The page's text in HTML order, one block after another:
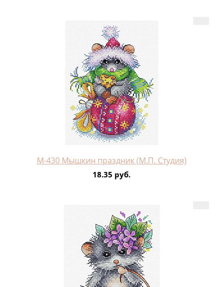
М-430 Мышкин праздник (М.П. Студия)
18.35 руб.